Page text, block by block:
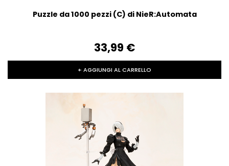
Puzzle da 1000 pezzi (C) di NieR:Automata
33,99‎ ‎€
+ AGGIUNGI AL CARRELLO